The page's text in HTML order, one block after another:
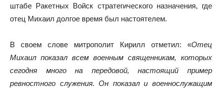
штабе Ракетных Войск стратегического назначения, где
отец Михаил долгое время был настоятелем.
В своем слове митрополит Кирилл отметил: «Отец
Михаил показал всем военным священникам, которых
сегодня много на передовой, настоящий пример
ревностного служения. Он показал и военнослужащим